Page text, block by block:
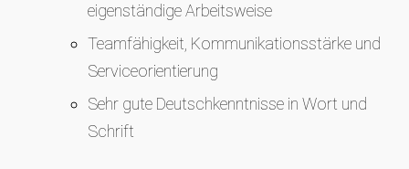
eigenständige Arbeitsweise
Teamfähigkeit, Kommunikationsstärke und
Serviceorientierung
Sehr gute Deutschkenntnisse in Wort und
Schrift